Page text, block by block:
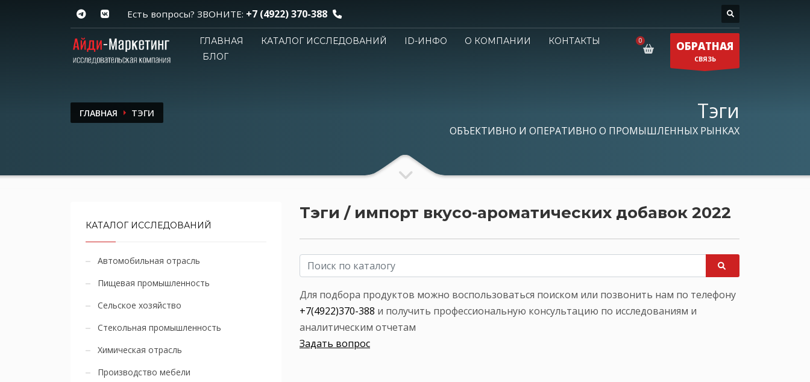
Есть вопросы? ЗВОНИТЕ: +7 (4922) 370-388
ГЛАВНАЯ КАТАЛОГ ИССЛЕДОВАНИЙ ID-ИНФО О КОМПАНИИ
КОНТАКТЫ
БЛОГ
ОБРАТНАЯ
СВЯЗЬ
ГЛАВНАЯ ТЭГИ Тэги
ОБЪЕКТИВНО И ОПЕРАТИВНО О ПРОМЫШЛЕННЫХ РЫНКАХ
Тэги / импорт вкусо-ароматических добавок 2022
Для подбора продуктов можно воспользоваться поиском или позвонить нам по телефону
+7(4922)370-388 и получить профессиональную консультацию по исследованиям и
аналитическим отчетам
Задать вопрос
КАТАЛОГ ИССЛЕДОВАНИЙ
Автомобильная отрасль
Пищевая промышленность
Сельское хозяйство
Стекольная промышленность
Химическая отрасль
Производство мебели